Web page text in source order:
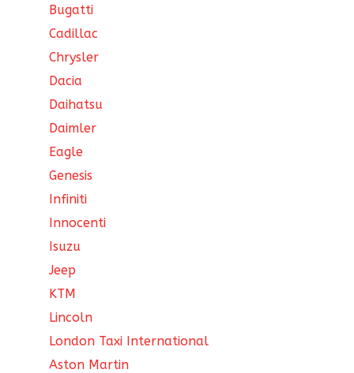
Bugatti
Cadillac
Chrysler
Dacia
Daihatsu
Daimler
Eagle
Genesis
Infiniti
Innocenti
Isuzu
Jeep
KTM
Lincoln
London Taxi International
Aston Martin